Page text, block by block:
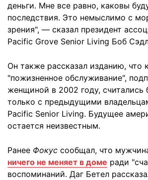
деньги. Мне все равно, каковы
последствия. Это немыслимо с
зрения", — сказал президент
Pacific Grove Senior Living Боб
Он также рассказал изданию, что
"пожизненное обслуживание",
женщиной в 2002 году, считались
только с предыдущими
Pacific Senior Living. Будущее
остается неизвестным.
Ранее Фокус сообщал, что
ничего не меняет в доме ради
воспоминаний. Даг Бетел